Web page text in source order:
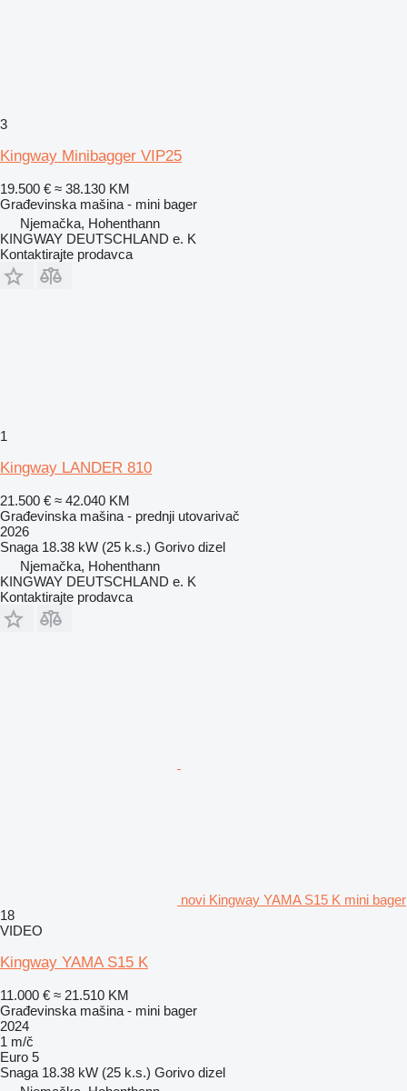
3
Kingway Minibagger VIP25
19.500 € ≈ 38.130 KM
Građevinska mašina - mini bager
Njemačka, Hohenthann
KINGWAY DEUTSCHLAND e. K
Kontaktirajte prodavca
1
Kingway LANDER 810
21.500 € ≈ 42.040 KM
Građevinska mašina - prednji utovarivač
2026
Snaga 18.38 kW (25 k.s.) Gorivo dizel
Njemačka, Hohenthann
KINGWAY DEUTSCHLAND e. K
Kontaktirajte prodavca
novi Kingway YAMA S15 K mini bager
18
VIDEO
Kingway YAMA S15 K
11.000 € ≈ 21.510 KM
Građevinska mašina - mini bager
2024
1 m/č
Euro 5
Snaga 18.38 kW (25 k.s.) Gorivo dizel